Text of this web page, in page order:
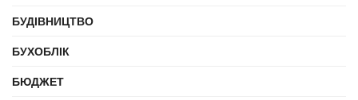
БУДІВНИЦТВО
БУХОБЛІК
БЮДЖЕТ